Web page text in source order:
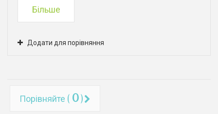
Більше
Додати для порівняння
Порівняйте ( 0)